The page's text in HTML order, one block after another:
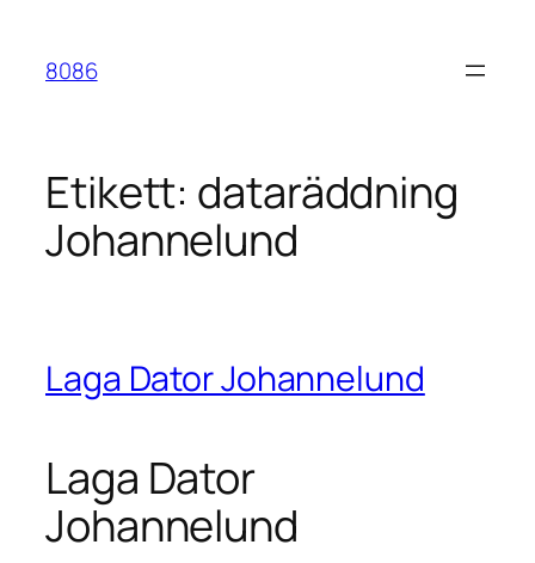
innehåll
8086
Etikett: dataräddning
Johannelund
Laga Dator Johannelund
Laga Dator
Johannelund